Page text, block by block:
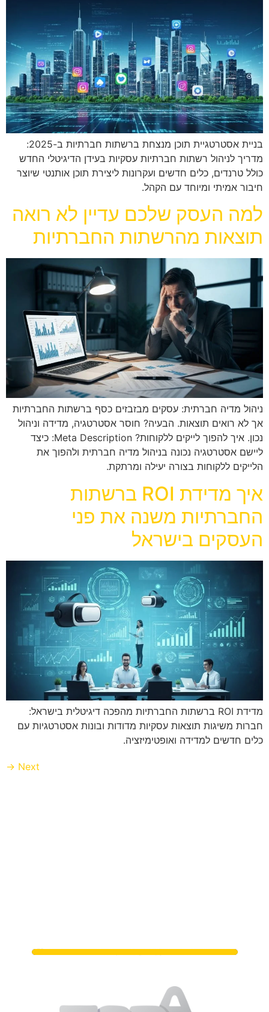
בניית אסטרטגיית תוכן מנצחת ברשתות חברתיות ב-2025:
מדריך לניהול רשתות חברתיות עסקיות בעידן הדיגיטלי החדש
כולל טרנדים, כלים חדשים ועקרונות ליצירת תוכן אותנטי שיוצר
חיבור אמיתי ומיוחד עם הקהל.
למה העסק שלכם עדיין לא רואה
תוצאות מהרשתות החברתיות
ניהול מדיה חברתית: עסקים מבזבזים כסף ברשתות החברתיות
אך לא רואים תוצאות. הבעיה? חוסר אסטרטגיה, מדידה וניהול
נכון. איך להפוך לייקים ללקוחות? Meta Description: כיצד
ליישם אסטרטגיה נכונה בניהול מדיה חברתית ולהפוך את
הלייקים ללקוחות בצורה יעילה ומרתקת.
איך מדידת ROI ברשתות
החברתיות משנה את פני
העסקים בישראל
מדידת ROI ברשתות החברתיות מהפכה דיגיטלית בישראל:
חברות משיגות תוצאות עסקיות מדודות ובונות אסטרטגיות עם
כלים חדשים למדידה ואופטימיזציה.
Next
→